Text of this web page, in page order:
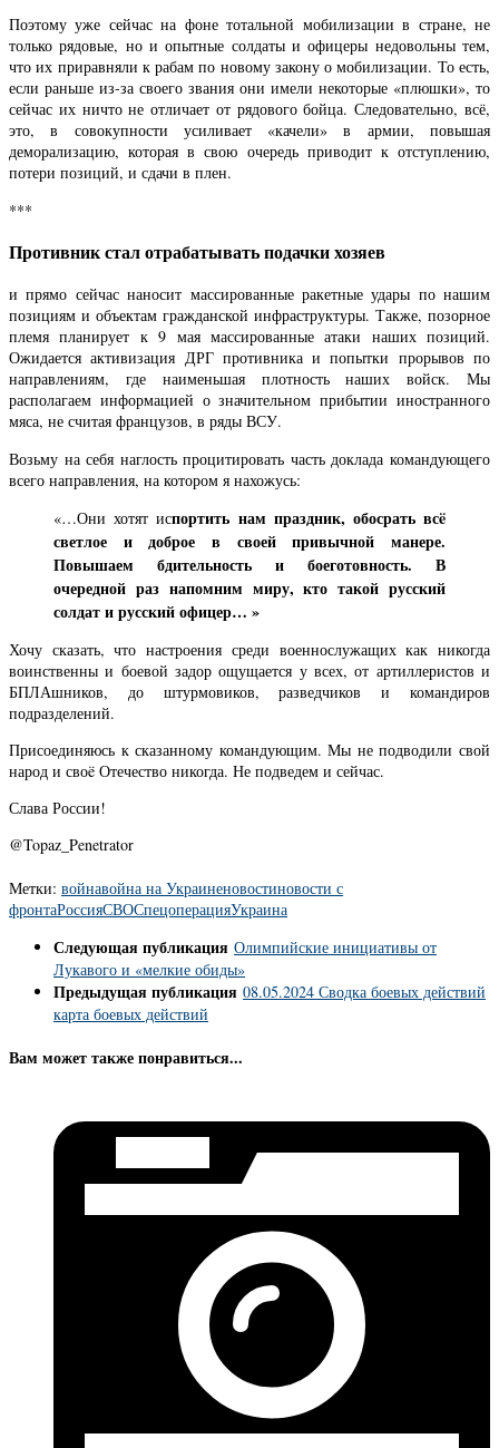
Поэтому уже сейчас на фоне тотальной мобилизации в стране, не
только рядовые, но и опытные солдаты и офицеры недовольны тем,
что их приравняли к рабам по новому закону о мобилизации. То есть,
если раньше из-за своего звания они имели некоторые «плюшки», то
сейчас их ничто не отличает от рядового бойца. Следовательно, всё,
это, в совокупности усиливает «качели» в армии, повышая
деморализацию, которая в свою очередь приводит к отступлению,
потери позиций, и сдачи в плен.
***
Противник стал отрабатывать подачки хозяев
и прямо сейчас наносит массированные ракетные удары по нашим
позициям и объектам гражданской инфраструктуры. Также, позорное
племя планирует к 9 мая массированные атаки наших позиций.
Ожидается активизация ДРГ противника и попытки прорывов по
направлениям, где наименьшая плотность наших войск. Мы
располагаем информацией о значительном прибытии иностранного
мяса, не считая французов, в ряды ВСУ.
Возьму на себя наглость процитировать часть доклада командующего
всего направления, на котором я нахожусь:
«…Они хотят испортить нам праздник, обосрать всë
светлое и доброе в своей привычной манере.
Повышаем бдительность и боеготовность. В
очередной раз напомним миру, кто такой русский
солдат и русский офицер… »
Хочу сказать, что настроения среди военнослужащих как никогда
воинственны и боевой задор ощущается у всех, от артиллеристов и
БПЛАшников, до штурмовиков, разведчиков и командиров
подразделений.
Присоединяюсь к сказанному командующим. Мы не подводили свой
народ и своë Отечество никогда. Не подведем и сейчас.
Слава России!
@Topaz_Penetrator
Метки: войнавойна на Украиненовостиновости с
фронтаРоссияСВОСпецоперацияУкраина
Следующая публикация Олимпийские инициативы от
Лукавого и «мелкие обиды»
Предыдущая публикация 08.05.2024 Сводка боевых действий
карта боевых действий
Вам может также понравиться...